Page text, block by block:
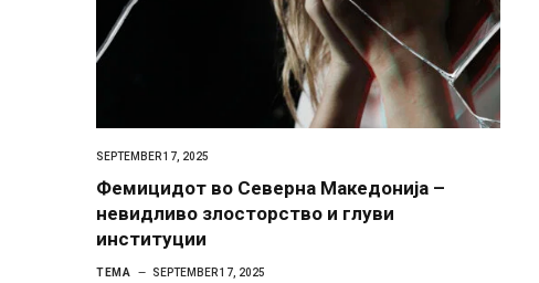
SEPTEMBER 17, 2025
Фемицидот во Северна Македонија –
невидливо злосторство и глуви
институции
ТЕМА SEPTEMBER 17, 2025